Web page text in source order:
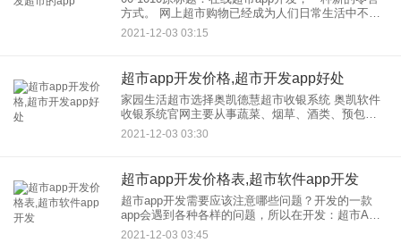
方式。 网上超市购物已经成为人们日常生活中不可
或缺的一部分。随着现代生活和工作节奏的加快，
人们不愿意在这些事情上花费太多的时间。对于线
2021-12-03 03:15
超市app开发价格,超市开发app好处
家园生活超市选择奥凯德慧超市收银系统 奥凯软件
收银系统官网主要从事蔬菜、烟草、酒类、预包装
食品、散装食品、生鲜肉、熟肉、特殊食品、针
织、文具、杂货和日用百货的零售。 随着生活节奏
2021-12-03 03:30
超市app开发价格表,超市软件app开发
超市app开发需要应该注意哪些问题？开发的一款
app会遇到各种各样的问题，所以在开发：超市APP
前期要注意以下几个问题 1.因此，移动超市APP本
质上是一种营销工具。在开发超市APP软件中，我
2021-12-03 03:45